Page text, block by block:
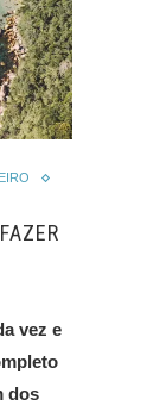
vez e
dos